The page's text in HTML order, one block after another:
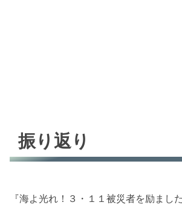
振り返り
『海よ光れ！３・１１被災者を励まし